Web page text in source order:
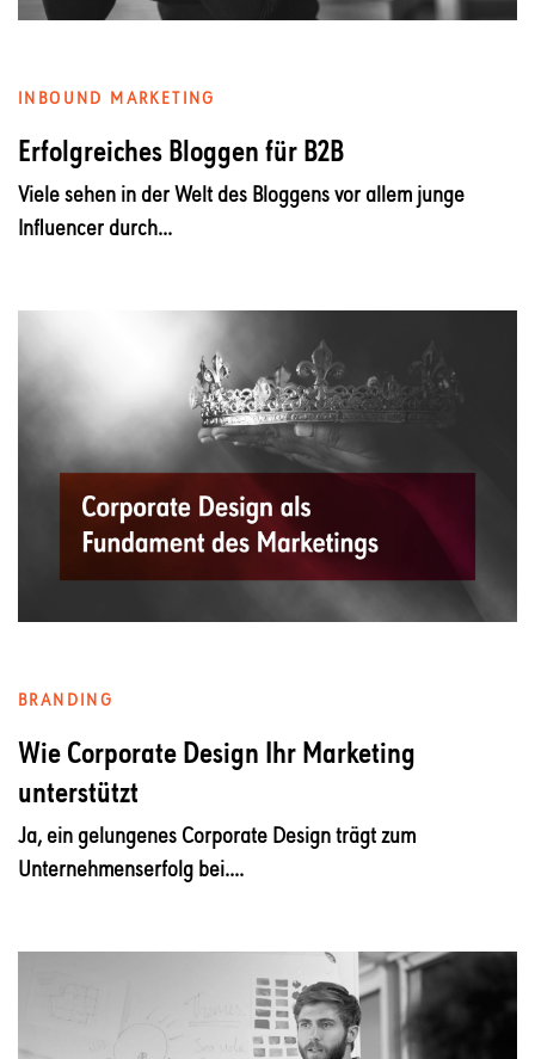
INBOUND MARKETING
Erfolgreiches Bloggen für B2B
Viele sehen in der Welt des Bloggens vor allem junge
Influencer durch...
BRANDING
Wie Corporate Design Ihr Marketing
unterstützt
Ja, ein gelungenes Corporate Design trägt zum
Unternehmenserfolg bei....